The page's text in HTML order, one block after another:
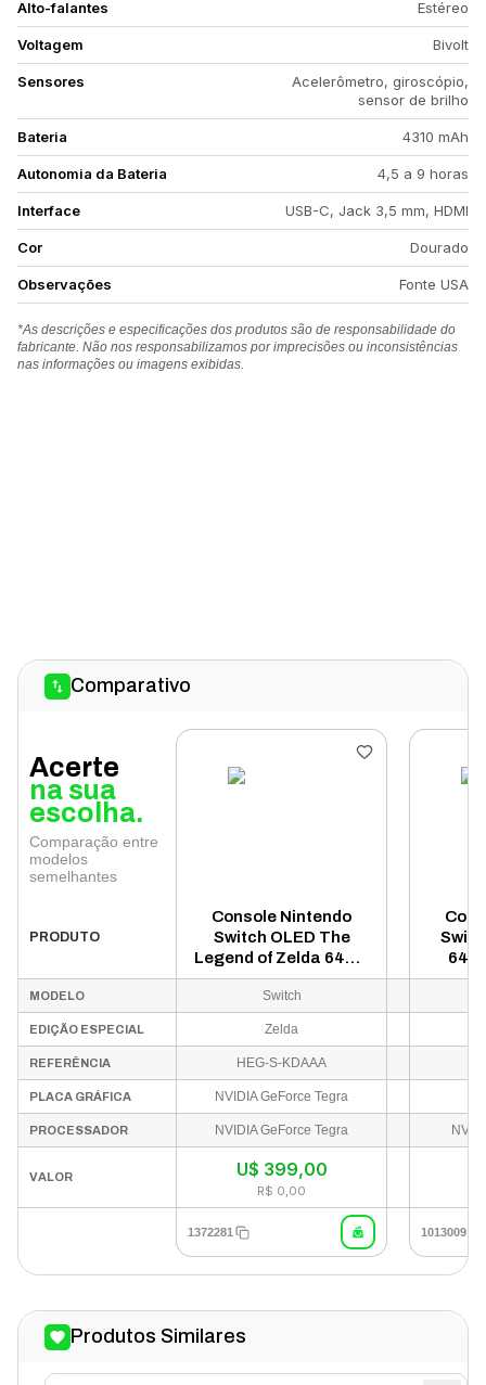
Alto-falantes Estéreo
Voltagem Bivolt
Sensores
Acelerômetro, giroscópio,
sensor de brilho
Bateria 4310 mAh
Autonomia da Bateria 4,5 a 9 horas
Interface USB-C, Jack 3,5 mm, HDMI
Cor Dourado
Observações Fonte USA
*As descrições e especificações dos produtos são de responsabilidade do
fabricante. Não nos responsabilizamos por imprecisões ou inconsistências
nas informações ou imagens exibidas.
Comparativo
Acerte
na sua
escolha.
Comparação entre
modelos
semelhantes
PRODUTO
Console Nintendo
Switch OLED The
Legend of Zelda 64GB
UK - Dourado (HEG-S-
KDAAA) (Fonte USA)
MODELO Switch
EDIÇÃO ESPECIAL Zelda
REFERÊNCIA HEG-S-KDAAA
PLACA GRÁFICA NVIDIA GeForce Tegra
PROCESSADOR NVIDIA GeForce Tegra
VALOR U$ 399,00
R$ 0,00
1372281 1013009
Produtos Similares